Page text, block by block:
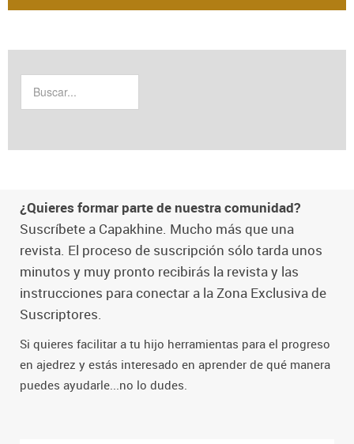
¿Quieres formar parte de nuestra comunidad?
Suscríbete a Capakhine. Mucho más que una
revista. El proceso de suscripción sólo tarda unos
minutos y muy pronto recibirás la revista y las
instrucciones para conectar a la Zona Exclusiva de
Suscriptores.
Si quieres facilitar a tu hijo herramientas para el progreso
en ajedrez y estás interesado en aprender de qué manera
puedes ayudarle...no lo dudes.